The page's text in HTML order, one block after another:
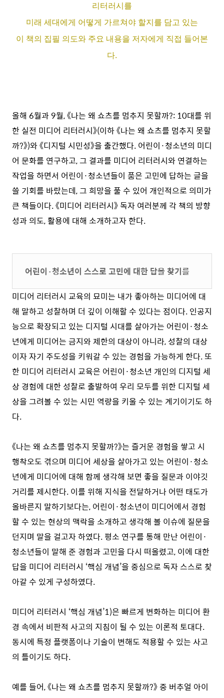
리터러시를
미래 세대에게 어떻게 가르쳐야 할지를 담고 있는
이 책의 집필 의도와 주요 내용을 저자에게 직접 들어본
다.
올해 6월과 9월, 《나는 왜 쇼츠를 멈추지 못할까?: 10대를 위
한 실전 미디어 리터러시》(이하 《나는 왜 쇼츠를 멈추지 못할
까?》)와 《디지털 시민성》을 출간했다. 어린이·청소년의 미디
어 문화를 연구하고, 그 결과를 미디어 리터러시와 연결하는
작업을 하면서 어린이·청소년들이 품은 고민에 답하는 글을
쓸 기회를 바랐는데, 그 희망을 풀 수 있어 개인적으로 의미가
큰 책들이다. 《미디어 리터러시》 독자 여러분께 각 책의 방향
성과 의도, 활용에 대해 소개하고자 한다.
어린이·청소년이 스스로 고민에 대한 답을 찾기를
미디어 리터러시 교육의 묘미는 내가 좋아하는 미디어에 대
해 말하고 성찰하며 더 깊이 이해할 수 있다는 점이다. 인공지
능으로 확장되고 있는 디지털 시대를 살아가는 어린이·청소
년에게 미디어는 금지와 제한의 대상이 아니라, 성찰의 대상
이자 자기 주도성을 키워갈 수 있는 경험을 가능하게 한다. 또
한 미디어 리터러시 교육은 어린이·청소년 개인의 디지털 세
상 경험에 대한 성찰로 출발하여 우리 모두를 위한 디지털 세
상을 그려볼 수 있는 시민 역량을 키울 수 있는 계기이기도 하
다.
《나는 왜 쇼츠를 멈추지 못할까?》는 즐거운 경험을 쌓고 시
행착오도 겪으며 미디어 세상을 살아가고 있는 어린이·청소
년에게 미디어에 대해 함께 생각해 보면 좋을 질문과 이야깃
거리를 제시한다. 이를 위해 지식을 전달하거나 어떤 태도가
올바른지 말하기보다는, 어린이·청소년이 미디어에서 경험
할 수 있는 현상의 맥락을 소개하고 생각해 볼 이슈에 질문을
던지며 말을 걸고자 하였다. 평소 연구를 통해 만난 어린이·
청소년들이 말해 준 경험과 고민을 다시 떠올렸고, 이에 대한
답을 미디어 리터러시 ‘핵심 개념’을 중심으로 독자 스스로 찾
아갈 수 있게 구성하였다.
미디어 리터러시 ‘핵심 개념’1)은 빠르게 변화하는 미디어 환
경 속에서 비판적 사고의 지침이 될 수 있는 이론적 토대다.
동시에 특정 플랫폼이나 기술이 변해도 적용할 수 있는 사고
의 틀이기도 하다.
예를 들어, 《나는 왜 쇼츠를 멈추지 못할까?》 중 버추얼 아이